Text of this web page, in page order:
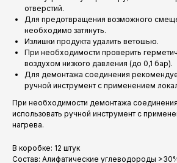
отверстий.
Для предотвращения возможного
необходимо затянуть.
Излишки продукта удалить ветошью.
При необходимости проверить
воздухом низкого давления (до 0,1 бар).
Для демонтажа соединения
ручной инструмент с применением
При необходимости демонтажа
использовать ручной инструмент с
нагрева.
В коробке: 12 штук
Состав: Алифатические углеводороды